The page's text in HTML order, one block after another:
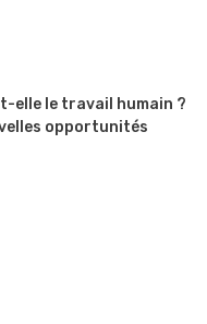
elle le travail humain ?
opportunités